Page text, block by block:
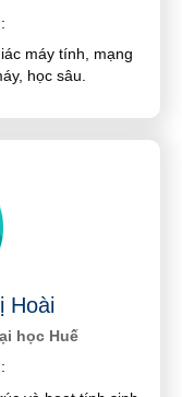
máy tính, mạng
học sâu.
Hoài
học Huế